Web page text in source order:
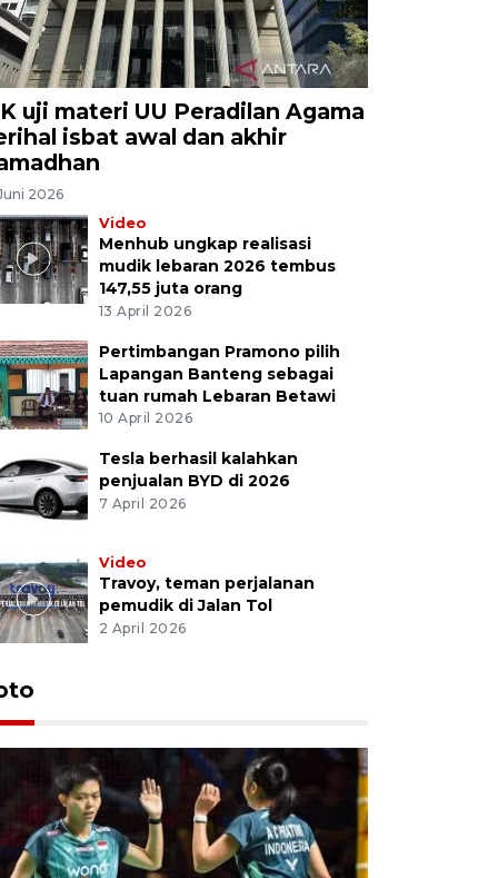
uji materi UU Peradilan Agama
isbat awal dan akhir
2026
Video
Menhub ungkap realisasi
mudik lebaran 2026 tembus
147,55 juta orang
13 April 2026
Pertimbangan Pramono pilih
Lapangan Banteng sebagai
tuan rumah Lebaran Betawi
10 April 2026
Tesla berhasil kalahkan
penjualan BYD di 2026
7 April 2026
Video
Travoy, teman perjalanan
pemudik di Jalan Tol
2 April 2026